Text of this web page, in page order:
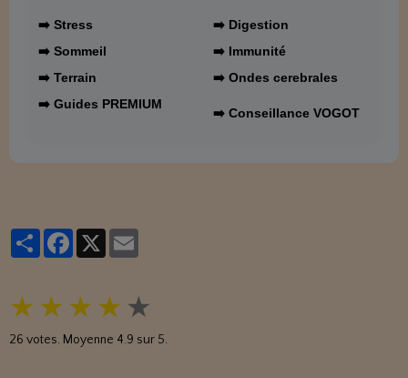
➡️ Stress
➡️ Digestion
➡️ Sommeil
➡️ Immunité
➡️ Terrain
➡️ Ondes cerebrales
➡️ Guides PREMIUM
➡️ Conseillance VOGOT
PartagerFacebook
★ ★ ★ ★ ★
26 votes. Moyenne 4.9 sur 5.